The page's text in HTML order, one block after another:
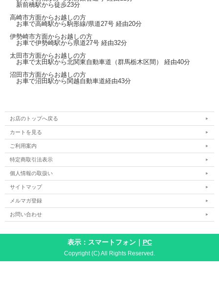
新前橋駅から徒歩23分
高崎市方面からお越しの方
お車で高崎駅から駒形線/県道27号 経由20分
伊勢崎市方面からお越しの方
お車で伊勢崎駅から 県道27号 経由32分
太田市方面からお越しの方
お車で太田駅から北関東自動車道（群馬栃木区間）
経由40分
沼田市方面からお越しの方
お車で沼田駅から関越自動車道経由43分
お店のトップへ戻る
カートを見る
ご利用案内
特定商取引法表示
個人情報の取扱い
サイトマップ
メルマガ登録
お問い合わせ
表示：スマートフォン｜ PC
Copyright (C) All Rights Reserved.